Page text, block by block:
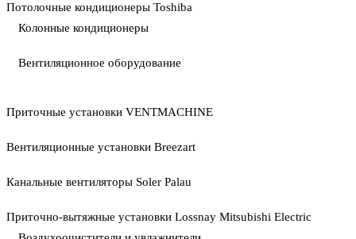
Потолочные кондиционеры Toshiba
Колонные кондиционеры
Вентиляционное оборудование
Приточные установки VENTMACHINE
Вентиляционные установки Breezart
Канальные вентиляторы Soler Palau
Приточно-вытяжные установки Lossnay Mitsubishi Electric